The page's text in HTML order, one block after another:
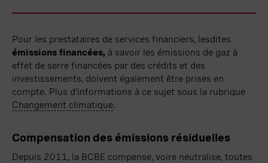
Pour les prestataires de services financiers, lesdites
émissions financées, à savoir les émissions de gaz à
effet de serre financées par des crédits et des
investissements, doivent également être prises en
compte. Plus d’informations à ce sujet sous la rubrique
Changement climatique.
Compensation des émissions résiduelles
Depuis 2011, la BCBE compense, voire neutralise, toutes